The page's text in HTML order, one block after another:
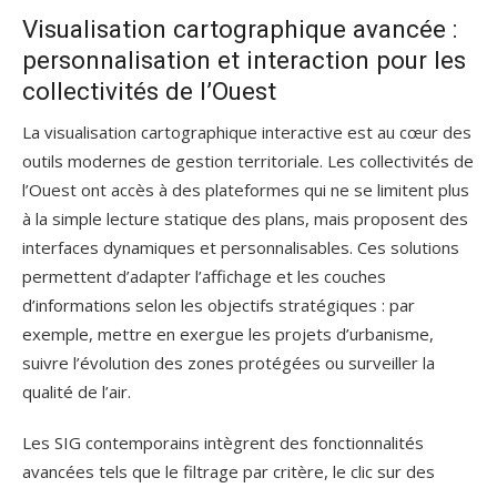
Visualisation cartographique avancée :
personnalisation et interaction pour les
collectivités de l’Ouest
La visualisation cartographique interactive est au cœur des
outils modernes de gestion territoriale. Les collectivités de
l’Ouest ont accès à des plateformes qui ne se limitent plus
à la simple lecture statique des plans, mais proposent des
interfaces dynamiques et personnalisables. Ces solutions
permettent d’adapter l’affichage et les couches
d’informations selon les objectifs stratégiques : par
exemple, mettre en exergue les projets d’urbanisme,
suivre l’évolution des zones protégées ou surveiller la
qualité de l’air.
Les SIG contemporains intègrent des fonctionnalités
avancées tels que le filtrage par critère, le clic sur des